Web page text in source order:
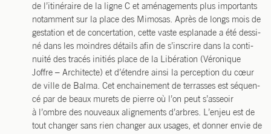
de l’itinéraire de la ligne C et amé­na­ge­ments plus impor­tants
notam­ment sur la place des Mimo­sas. Après de longs mois de
ges­ta­tion et de concer­ta­tion, cette vaste espla­nade a été des­si­
né dans les moindres détails afin de s’inscrire dans la conti­
nui­té des tra­cés ini­tiés place de la Libé­ra­tion (Véro­nique
Joffre – Archi­tecte) et d’étendre ain­si la per­cep­tion du cœur
de ville de Bal­ma. Cet enchai­ne­ment de ter­rasses est séquen­
cé par de beaux murets de pierre où l’on peut s’asseoir
à l’ombre des nou­veaux ali­gne­ments d’arbres. L’enjeu est de
tout chan­ger sans rien chan­ger aux usages, et don­ner envie de